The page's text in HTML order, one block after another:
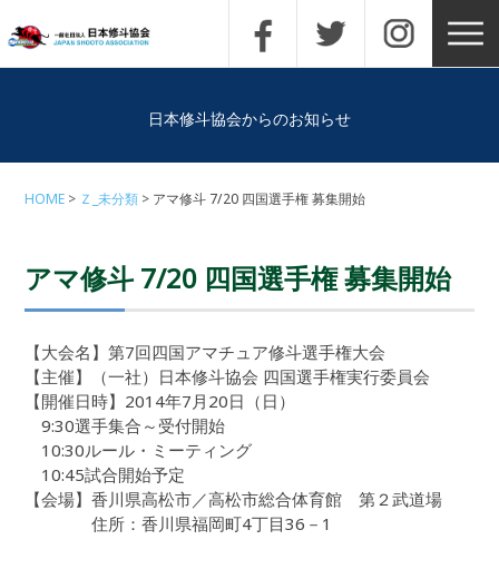
日本修斗協会からのお知らせ
HOME Ｚ_未分類 アマ修斗 7/20 四国選手権 募集開始
アマ修斗 7/20 四国選手権 募集開始
【大会名】第7回四国アマチュア修斗選手権大会
【主催】（一社）日本修斗協会 四国選手権実行委員会
【開催日時】2014年7月20日（日）
9:30選手集合～受付開始
10:30ルール・ミーティング
10:45試合開始予定
【会場】香川県高松市／高松市総合体育館 第２武道場
住所：香川県福岡町4丁目36－1